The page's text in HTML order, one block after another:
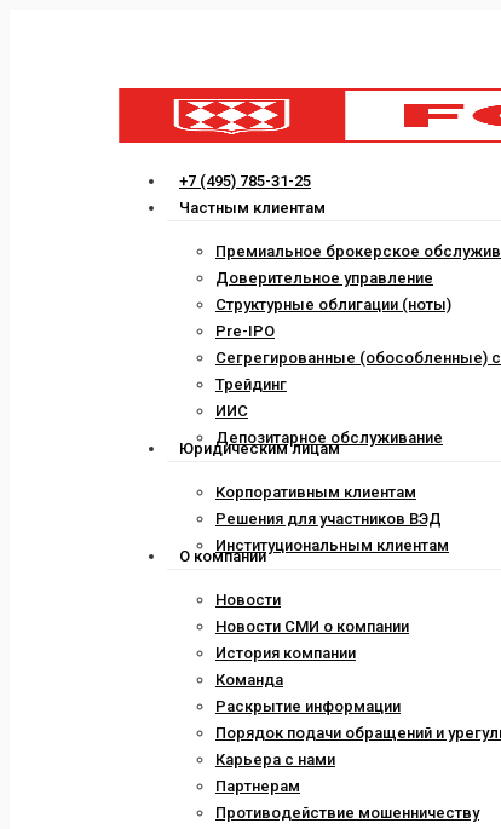
Menu
+7 (495) 785-31-25
Частным клиентам
Премиальное брокерское
Доверительное управление
Структурные облигации (ноты)
Pre-IPO
Сегрегированные (обособленные)
Трейдинг
ИИС
Депозитарное обслуживание
Юридическим лицам
Корпоративным клиентам
Решения для участников ВЭД
Институциональным клиентам
О компании
Новости
Новости СМИ о компании
История компании
Команда
Раскрытие информации
Порядок подачи обращений и
Карьера с нами
Партнерам
Противодействие мошенничеству